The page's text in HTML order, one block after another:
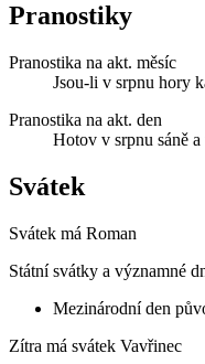
Pranostiky
Pranostika na akt. měsíc
Jsou-li v srpnu hory
Pranostika na akt. den
Hotov v srpnu sáně
Svátek
Svátek má Roman
Státní svátky a významné
Mezinárodní den
Zítra má svátek Vavřinec